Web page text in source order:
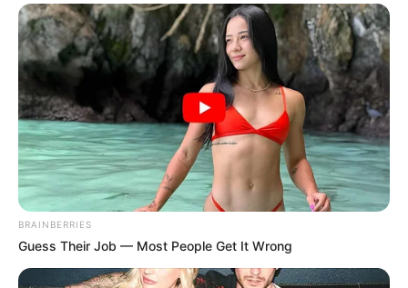
BRAINBERRIES
Guess Their Job — Most People Get It Wrong